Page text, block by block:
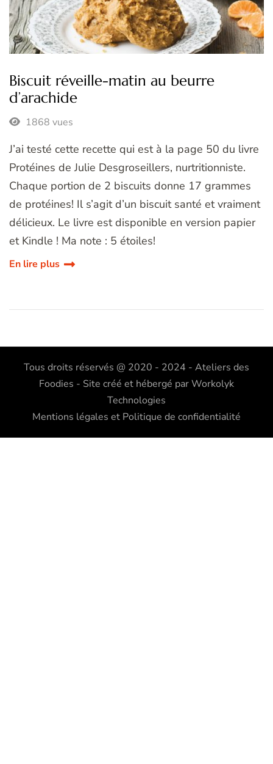
Biscuit réveille-matin au beurre
d’arachide
1868 vues
J’ai testé cette recette qui est à la page 50 du livre
Protéines de Julie Desgroseillers, nurtritionniste.
Chaque portion de 2 biscuits donne 17 grammes
de protéines! Il s’agit d’un biscuit santé et vraiment
délicieux. Le livre est disponible en version papier
et Kindle ! Ma note : 5 étoiles!
En lire plus
Tous droits réservés @ 2020 - 2024 - Ateliers des
Foodies - Site créé et hébergé parWorkolyk
Technologies
Mentions légales et Politique de confidentialité